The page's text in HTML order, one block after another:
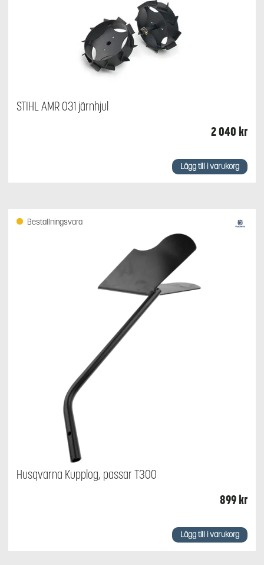
STIHL AMR 031 järnhjul
2 040 kr
Lägg till i varukorg
Husqvarna Kupplog, passar T300
899kr
Beställningsvara
Lägg till i varukorg